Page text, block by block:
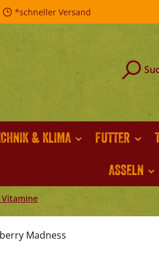
*schneller Versand
& KLIMA FUTTER
ASSELN